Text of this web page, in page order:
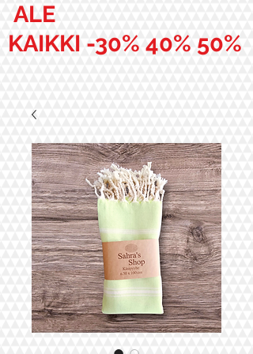
ALE
KAIKKI -30% 40% 50%